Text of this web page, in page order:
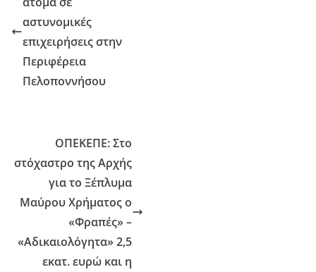
αστυνομικές
επιχειρήσεις στην
Περιφέρεια
Πελοποννήσου
ΟΠΕΚΕΠΕ: Στο
στόχαστρο της Αρχής
για το Ξέπλυμα
Μαύρου Χρήματος ο
«Φραπές» –
«Αδικαιολόγητα» 2,5
εκατ. ευρώ και η